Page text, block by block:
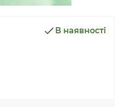
В наявності